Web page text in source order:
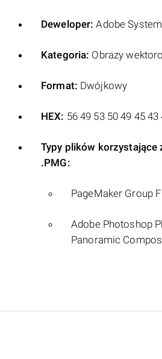
Deweloper: Adobe
Kategoria: Obrazy
Format: Dwójkowy
HEX: 56 49 53 50 49 45 43
Typy plików korzystające
.PMG:
PageMaker Group
Adobe Photoshop
Panoramic